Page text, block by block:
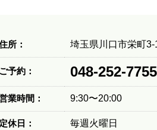
所： 埼玉県川口市栄町3-
ご予約： 048-252-7755
業時間： 9:30〜20:00
定休日： 毎週火曜日